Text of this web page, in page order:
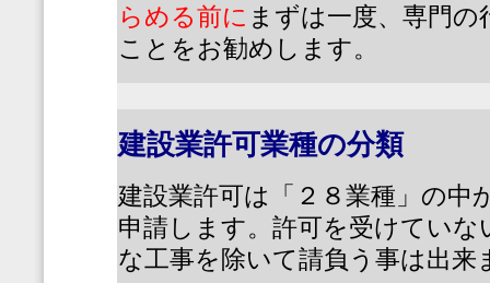
らめる前に まずは一度、専門
ことをお勧めします。
建設業許可業種の分類
建設業許可は「２８業種」の中
申請します。許可を受けてい
な工事を除いて請負う事は出来